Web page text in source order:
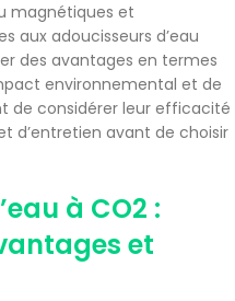
magnétiques et
aux adoucisseurs d’eau
des avantages en termes
environnemental et de
de considérer leur efficacité
d’entretien avant de choisir
à CO2 :
et